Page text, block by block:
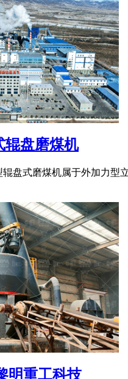
辊盘磨煤机
辊盘式磨煤机属于外加力
明重工科技